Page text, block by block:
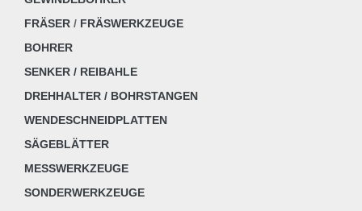
FRÄSER / FRÄSWERKZEUGE
BOHRER
SENKER / REIBAHLE
DREHHALTER / BOHRSTANGEN
WENDESCHNEIDPLATTEN
SÄGEBLÄTTER
MESSWERKZEUGE
SONDERWERKZEUGE